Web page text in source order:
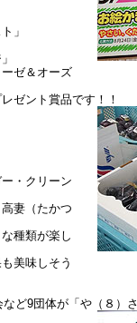
」
ゼ＆オーズ
ゼント賞品です！！
・クリーン
妻（たかつ
種類が楽し
美味しそう
ど9団体が「や（８）